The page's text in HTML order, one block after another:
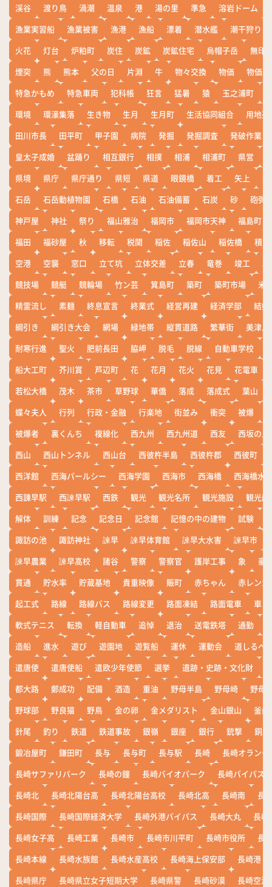
渓谷
渡り鳥 渦潮 温泉 港 湯の里 準急 溶岩ドーム
漁業実習船
漁業被害 漁港 漁船 漂着 潜水艦
潮干狩り
火花
灯台 炉粕町 炭住 炭鉱 炭鉱住宅 烏帽子岳
無印
煙突
熊 熊本 父の日 片淵 牛 物々交換 物価
物価高
特急かもめ
特急車両 犯科帳 狂言 猛暑 猿 玉之浦町
環境
環濠集落 生き物 生月 生月町 生活協同組合
用地売
田川市長
田平町 甲子園 病院 発掘 発掘調査
発破作業
皇太子成婚
盆踊り 相互銀行 相撲 相浦 相浦町 県営
県境
県庁 県庁通り 県短 県道 眼鏡橋 着工 矢上
石岳
石岳動植物園 石橋 石油 石油備蓄 石炭 砂
砲弾
神戸屋
神社 祭り 福山雅治 福岡市 福岡市天神
福島町
福田
福砂屋 秋 移転 税関 稲佐 稲佐山 稲佐橋
積雪
空港
空襲 窓口 立て坑 立体交差 立春 竜巻 竣工
競技場
競艇 競輪場 竹ン芸 箕島町 築町 築町市場
米
精霊流し
素麺 終息宣言 終業式 経営再建 経済学部
結婚
綱引き
綱引き大会 網場 緑地帯 縦貫道路 繁華街
美津島
耐寒行進
聖火 肥前長田 脇岬 脱毛 脱線 自動車学校
船大工町
芥川賞 芦辺町 花 花月 花火 花見 花電車
若松大橋
茂木 茶市 草野球 華僑 落成 落成式 葉山
蝶々夫人
行列 行政・金融 行楽地 街並み 衝突 被爆
被爆者
裏くんち 複線化 西九州 西九州道 西友
西坂の丘
西山
西山トンネル 西山台 西彼杵半島 西彼杵郡 西彼町
西洋館
西海パールシー 西海学園 西海市 西海橋
西海橋水
西諌早駅
西諫早駅 西鉄 観光 観光名所 観光施設
観光船
解体
訓練 記念 記念日 記念館 記憶の中の建物 試験
諏訪の池
諏訪神社 諫早 諫早体育館 諫早大水害 諫早市
諫早農業
諫早高校 諸谷 警察 警察官 護岸工事 象
豪
貫通
貯水率 貯蔵基地 貴重映像 賑町 赤ちゃん
赤レンガ
起工式
路線 路線バス 路線変更 路面凍結 路面電車
車
軟式テニス
転換 軽自動車 追悼 退治 送電鉄塔 通勤
造船
進水 遊び 遊園地 遊覧船 運休 運動会
道しるべ
遣唐使
遣唐使船 遣欧少年使節 選挙 遺跡・史跡・文化財
都大路
鄭成功 配備 酒造 重油 野母半島 野母崎
野母
野球部
野良猫 野鳥 金の卵 金メダリスト 金山銀山
釜山
針尾
釣り 鉄道 鉄道事故 銀嶺 銀座 銀行 銃撃
銅座
鍛冶屋町
鎌田町 長与 長与町 長与駅 長崎
長崎オランダ
長崎サファリパーク
長崎の鐘 長崎バイオパーク
長崎バイパス
長崎北
長崎北陽台高 長崎北陽台高校 長崎北高 長崎南
長
長崎国際
長崎国際経済大学 長崎外港バイパス 長崎大丸
長崎
長崎女子高
長崎工業 長崎市 長崎市川平町 長崎市役所
長
長崎本線
長崎水族館 長崎水産高校 長崎海上保安部
長崎港
長崎県庁
長崎県立女子短期大学 長崎県警 長崎砂漠
長崎空港